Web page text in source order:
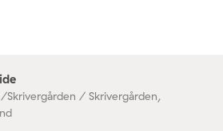
/Skrivergården / Skrivergården,